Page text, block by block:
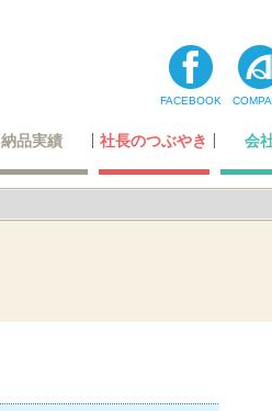
FACEBOOK
納品実績 社長のつぶやき 会